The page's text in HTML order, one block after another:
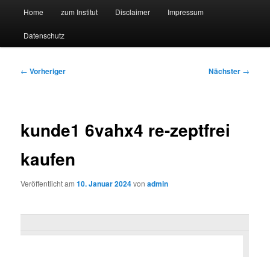
Suchmaschine Forschung und
Technologie
Zum
primären
Zum
sekundären
Home zum Institut Disclaimer Impressum
Datenschutz
Beitragsnavigation
← Vorheriger Nächster →
kunde1 6vahx4 re-zeptfrei
kaufen
Veröffentlicht am10. Januar 2024vonadmin